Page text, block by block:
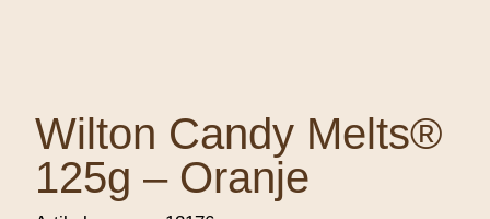
Wilton Candy Melts®
125g – Oranje